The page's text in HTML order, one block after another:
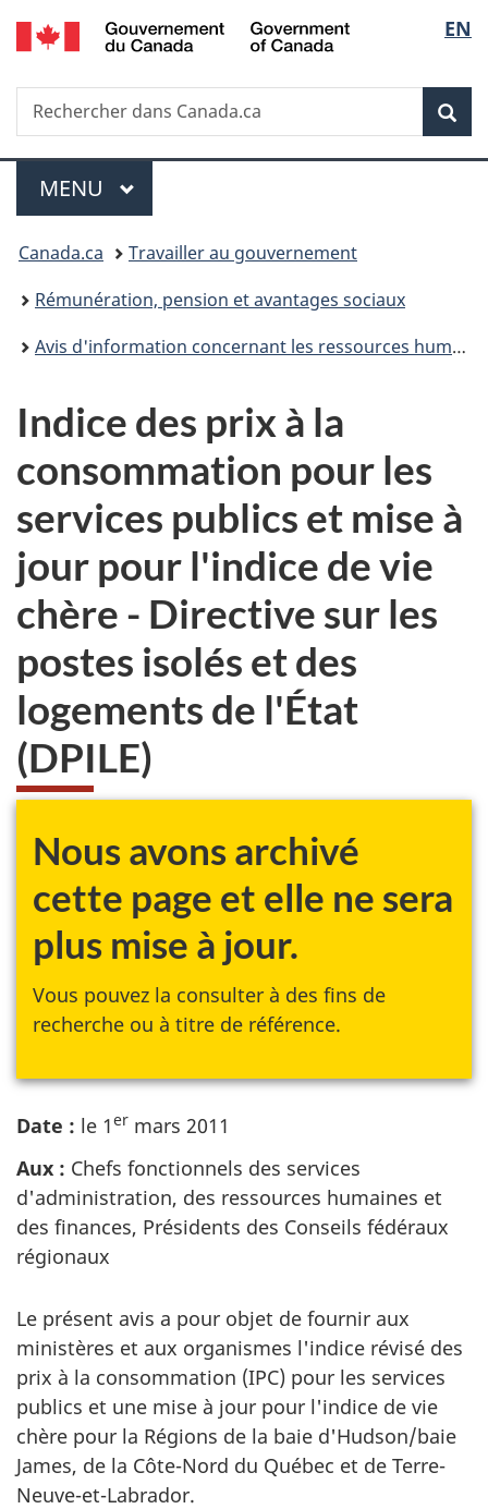
Passer
au
principal
Passer
à
Au
du
Passer
à
version
simplifiée
de
la
EN
Recherche
Rechercher
dans
Menu
MENU PRINCIPAL
Vous
êtes
ici :
Canada.ca
Travailler au gouvernement
Rémunération, pension et avantages sociaux
Avis d'information concernant les ressources humaines
Indice des prix à la
consommation pour les
services publics et mise à
jour pour l'indice de vie
chère - Directive sur les
postes isolés et des
logements de l'État
(DPILE)
Nous avons archivé
cette page et elle ne sera
plus mise à jour.
Vous pouvez la consulter à des fins de
recherche ou à titre de référence.
Date : le 1er mars 2011
Aux : Chefs fonctionnels des services
d'administration, des ressources humaines et
des finances, Présidents des Conseils fédéraux
régionaux
Le présent avis a pour objet de fournir aux
ministères et aux organismes l'indice révisé des
prix à la consommation (IPC) pour les services
publics et une mise à jour pour l'indice de vie
chère pour la Régions de la baie d'Hudson/baie
James, de la Côte-Nord du Québec et de Terre-
Neuve-et-Labrador.